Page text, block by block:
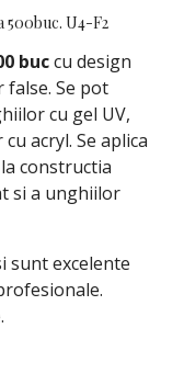
500buc. U4-F2
buccu design
Se pot
cu gel UV,
acryl. Se aplica
constructia
si a unghiilor
sunt excelente